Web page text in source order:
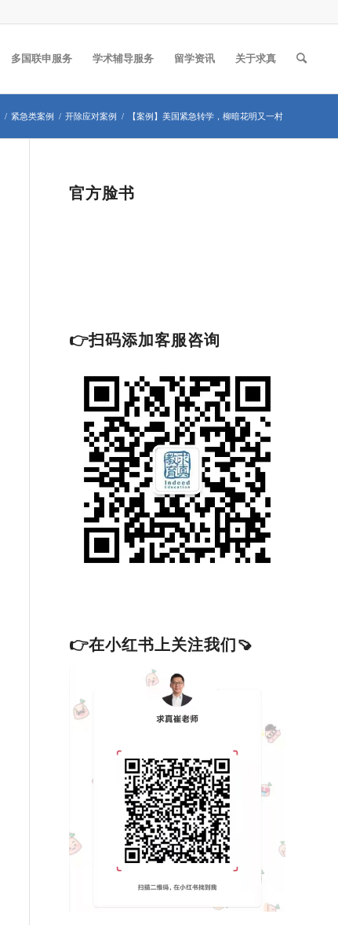
多国联申服务 学术辅导服务 留学资讯 关于求真
/ 紧急类案例 / 开除应对案例 / 【案例】美国紧急转学，柳暗花明又一村
官方脸书
👉扫码添加客服咨询
👉在小红书上关注我们🍠